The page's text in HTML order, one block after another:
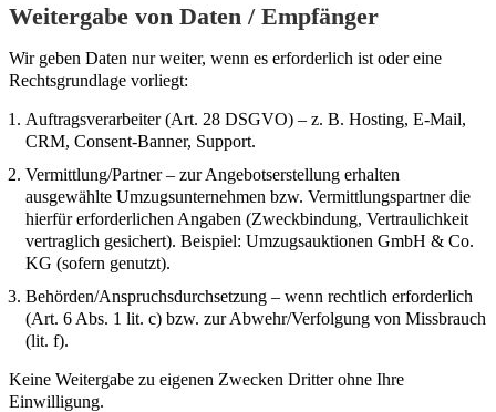
Weitergabe von Daten / Empfänger
Wir geben Daten nur weiter, wenn es erforderlich ist oder eine
Rechtsgrundlage vorliegt:
Auftragsverarbeiter (Art. 28 DSGVO) – z. B. Hosting, E-Mail,
CRM, Consent-Banner, Support.
Vermittlung/Partner – zur Angebotserstellung erhalten
ausgewählte Umzugsunternehmen bzw. Vermittlungspartner die
hierfür erforderlichen Angaben (Zweckbindung, Vertraulichkeit
vertraglich gesichert). Beispiel: Umzugsauktionen GmbH & Co.
KG (sofern genutzt).
Behörden/Anspruchsdurchsetzung – wenn rechtlich erforderlich
(Art. 6 Abs. 1 lit. c) bzw. zur Abwehr/Verfolgung von Missbrauch
(lit. f).
Keine Weitergabe zu eigenen Zwecken Dritter ohne Ihre
Einwilligung.